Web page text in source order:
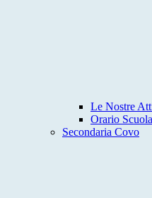
Le Nostre
Orario
Secondaria Covo